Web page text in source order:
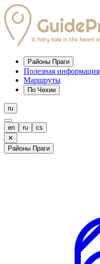
Районы Праги
Полезная информация
Маршруты
По Чехии
ru
en ru
cs
✕
Районы Праги